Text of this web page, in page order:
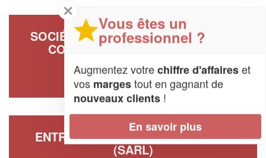
SOCIÉTÉ CARPENTIER CHARPENTE
CONSTRUCTION BOIS (SARL)
11 Rue Du Marais
80500 Trois-Rivieres
ENTREPRISE IDEAL’COUVERTURE
(SARL)
✕
Vous êtes un
professionnel ?
Augmentez votrechiffre d'affaireset
vos margestout en gagnant de
nouveaux clients !
En savoir plus